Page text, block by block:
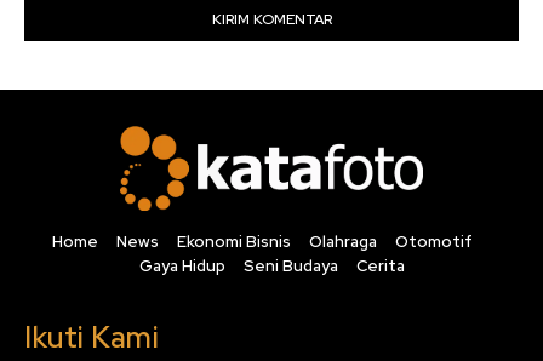
Home News Ekonomi Bisnis Olahraga
Otomotif
Gaya Hidup
Seni Budaya Cerita
Ikuti Kami